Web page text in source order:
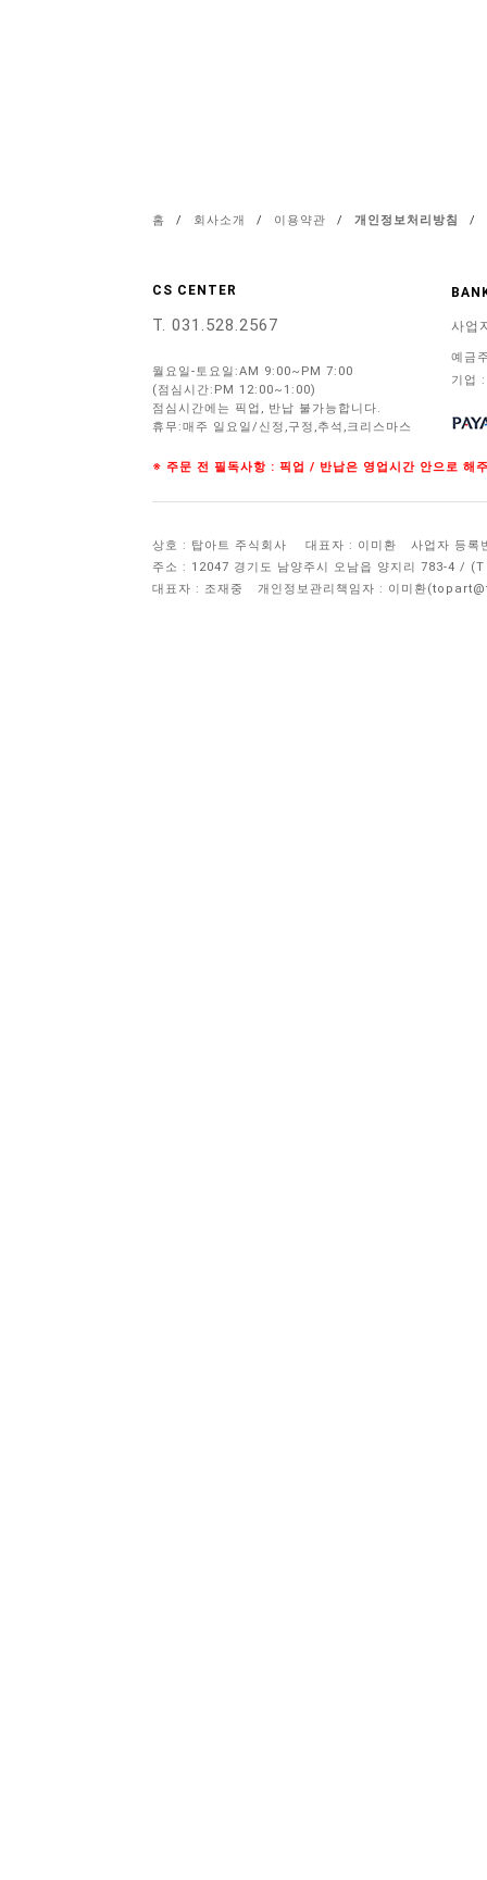
홈 / 회사소개 / 이용약관 / 개인정보처리방침 /
CS CENTER
T. 031.528.2567
월요일-토요일:AM 9:00~PM 7:00
(점심시간:PM 12:00~1:00)
점심시간에는 픽업, 반납 불가능합니다.
휴무:매주 일요일/신정,구정,추석,크리스마스
사업
예금
기업
※ 주문 전 필독사항 : 픽업 / 반납은 영업시간 안으로 해
상호 : 탑아트 주식회사 대표자 : 이미환
사업자 등록
주소 : 12047 경기도 남양주시 오남읍 양지리 783-4 /
대표자 : 조재중
개인정보관리책임자 : 이미환